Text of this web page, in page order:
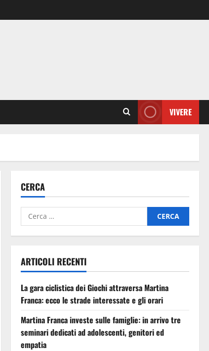
VIVERE
CERCA
ARTICOLI RECENTI
La gara ciclistica dei Giochi attraversa Martina
Franca: ecco le strade interessate e gli orari
Martina Franca investe sulle famiglie: in arrivo tre
seminari dedicati ad adolescenti, genitori ed
empatia